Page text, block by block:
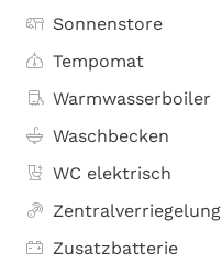
Sonnenstore
Tempomat
Warmwasserboiler
Waschbecken
WC elektrisch
Zentralverriegelung
Zusatzbatterie